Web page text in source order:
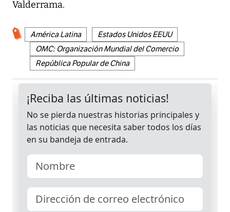
Valderrama.
América Latina
Estados Unidos EEUU
OMC: Organización Mundial del Comercio
República Popular de China